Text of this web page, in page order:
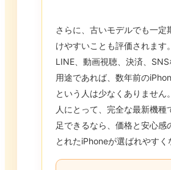
さらに、古いモデルでも一定
けやすいことも評価されます
LINE、動画視聴、決済、SNS
用途であれば、数年前の
という人は少なくありません
人にとって、完全な最新機種
足できるなら、価格と安心感
とれたiPhoneが選ばれやすく